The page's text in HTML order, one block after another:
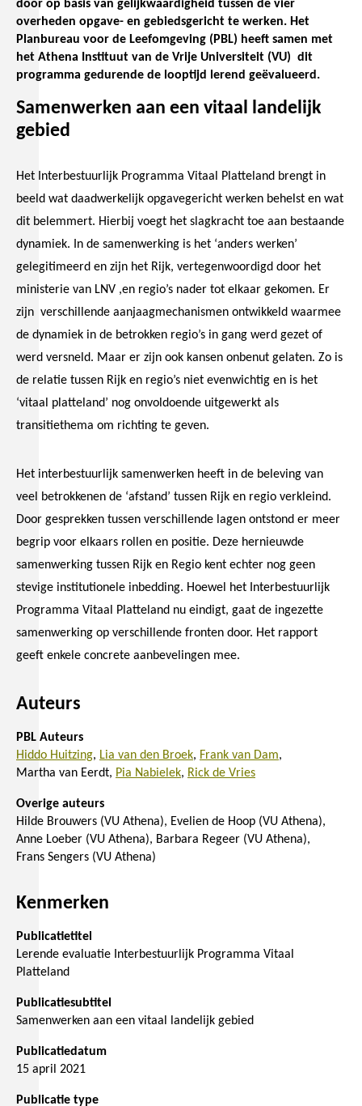
door op basis van gelijkwaardigheid tussen de vier
overheden opgave- en gebiedsgericht te werken. Het
Planbureau voor de Leefomgeving (PBL) heeft samen met
het Athena Instituut van de Vrije Universiteit (VU) dit
programma gedurende de looptijd lerend geëvalueerd.
Samenwerken aan een vitaal landelijk
gebied
Het Interbestuurlijk Programma Vitaal Platteland brengt in
beeld wat daadwerkelijk opgavegericht werken behelst en wat
dit belemmert. Hierbij voegt het slagkracht toe aan bestaande
dynamiek. In de samenwerking is het ‘anders werken’
gelegitimeerd en zijn het Rijk, vertegenwoordigd door het
ministerie van LNV ,en regio’s nader tot elkaar gekomen. Er
zijn verschillende aanjaagmechanismen ontwikkeld waarmee
de dynamiek in de betrokken regio’s in gang werd gezet of
werd versneld. Maar er zijn ook kansen onbenut gelaten. Zo is
de relatie tussen Rijk en regio’s niet evenwichtig en is het
‘vitaal platteland’ nog onvoldoende uitgewerkt als
transitiethema om richting te geven.
Het interbestuurlijk samenwerken heeft in de beleving van
veel betrokkenen de ‘afstand’ tussen Rijk en regio verkleind.
Door gesprekken tussen verschillende lagen ontstond er meer
begrip voor elkaars rollen en positie. Deze hernieuwde
samenwerking tussen Rijk en Regio kent echter nog geen
stevige institutionele inbedding. Hoewel het Interbestuurlijk
Programma Vitaal Platteland nu eindigt, gaat de ingezette
samenwerking op verschillende fronten door. Het rapport
geeft enkele concrete aanbevelingen mee.
Auteurs
PBL Auteurs
Hiddo Huitzing
Lia van den Broek
Frank van Dam
Martha van Eerdt
Pia Nabielek Rick de Vries
Overige auteurs
Hilde Brouwers (VU Athena)
Evelien de Hoop (VU Athena)
Anne Loeber (VU Athena)
Barbara Regeer (VU Athena)
Frans Sengers (VU Athena)
Kenmerken
Publicatietitel
Lerende evaluatie Interbestuurlijk Programma Vitaal
Platteland
Publicatiesubtitel
Samenwerken aan een vitaal landelijk gebied
Publicatiedatum
15 april 2021
Publicatie type